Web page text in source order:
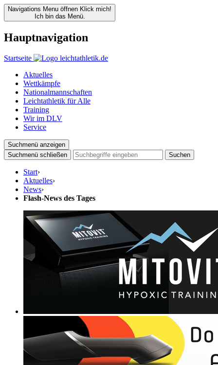
Navigations Menu öffnen Klick mich!
Ich bin das Menü.
Hauptnavigation
Startseite
Aktuelles
Wettkämpfe
Nationalmannschaften
Leichtathletik für Alle
Training
Wir im DLV
Service
Suchmenü anzeigen
Suchmenü schließen
Suchen
Start›
Aktuelles›
News›
Flash-News des Tages